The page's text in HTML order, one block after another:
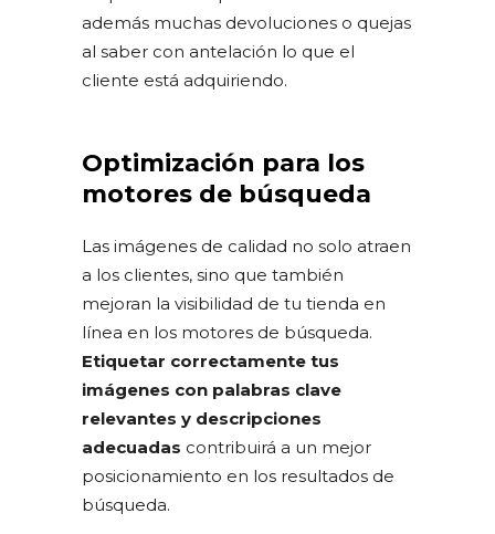
además muchas devoluciones o quejas
al saber con antelación lo que el
cliente está adquiriendo.
Optimización para los
motores de búsqueda
Las imágenes de calidad no solo atraen
a los clientes, sino que también
mejoran la visibilidad de tu tienda en
línea en los motores de búsqueda.
Etiquetar correctamente tus
imágenes con palabras clave
relevantes y descripciones
adecuadas contribuirá a un mejor
posicionamiento en los resultados de
búsqueda.